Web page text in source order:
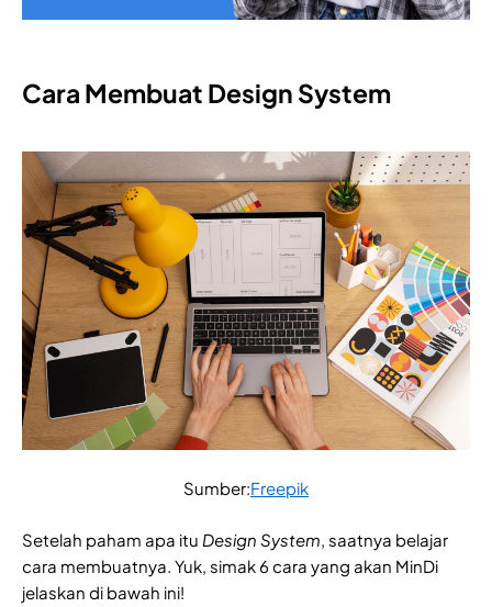
Cara Membuat Design System
Sumber:Freepik
Setelah paham apa itu Design System, saatnya belajar
cara membuatnya. Yuk, simak 6 cara yang akan MinDi
jelaskan di bawah ini!